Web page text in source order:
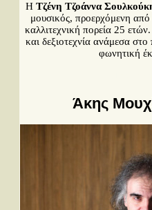
Η Τζένη Τζοάννα
μουσικός, προερχόμενη από
καλλιτεχνική πορεία 25
και δεξιοτεχνία ανάμεσα
φωνητική
Άκης